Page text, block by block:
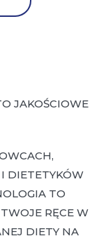
JAKOŚCIOWE
DIETETYKÓW
TO
RĘCE W
DIETY NA